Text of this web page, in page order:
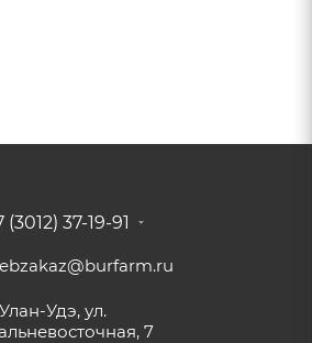
(3012) 37-19-91
Улан-Удэ, ул.
7